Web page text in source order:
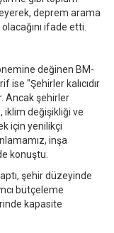
deprem arama
ifade etti.
değinen BM-
ise "Şehirler kalıcıdır
Ancak şehirler
iklim değişikliği ve
için yenilikçi
inşa
konuştu.
şehir düzeyinde
bütçeleme
kapasite